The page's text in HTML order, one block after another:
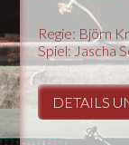
Regie: Björn
Spiel: Jascha
DETAILS